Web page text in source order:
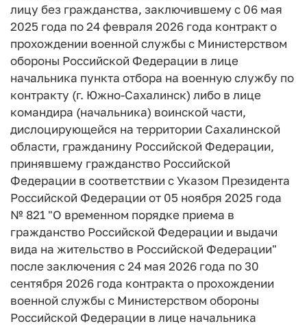
лицу без гражданства, заключившему с 06 мая
2025 года по 24 февраля 2026 года контракт о
прохождении военной службы с Министерством
обороны Российской Федерации в лице
начальника пункта отбора на военную службу по
контракту (г. Южно-Сахалинск) либо в лице
командира (начальника) воинской части,
дислоцирующейся на территории Сахалинской
области, гражданину Российской Федерации,
принявшему гражданство Российской
Федерации в соответствии с Указом Президента
Российской Федерации от 05 ноября 2025 года
№ 821 "О временном порядке приема в
гражданство Российской Федерации и выдачи
вида на жительство в Российской Федерации"
после заключения с 24 мая 2026 года по 30
сентября 2026 года контракта о прохождении
военной службы с Министерством обороны
Российской Федерации в лице начальника